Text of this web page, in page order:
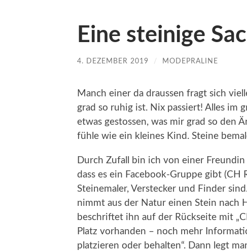
Eine steinige
4. DEZEMBER 2019 / MODEPRALINE
Manch einer da draussen fragt sich
grad so ruhig ist. Nix passiert! Alles im
etwas gestossen, was mir grad so den
fühle wie ein kleines Kind. Steine
Durch Zufall bin ich von einer
dass es ein Facebook-Gruppe gibt (CH
Steinemaler, Verstecker und Finder
nimmt aus der Natur einen Stein nach
beschriftet ihn auf der Rückseite mit
Platz vorhanden – noch mehr
platzieren oder behalten“. Dann legt